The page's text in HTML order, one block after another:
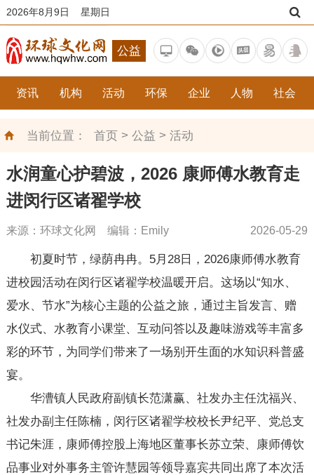
2026年8月9日 星期日
公益
资讯 机构 活动 环保 企业 人物 社会
当前位置： 首页> 公益 > 活动
水润童心护碧波，2026 康师傅水教育走
进闵行区诸翟学校
来源：环球文化网 编辑：Emily 2026-05-29
初夏时节，绿荫冉冉。5月28日，2026康师傅水教育
进校园活动在闵行区诸翟学校温暖开启。这场以“知水、
爱水、节水”为核心主题的公益之旅，通过主旨发言、赠
水仪式、水教育小课堂、互动问答以及趣味游戏等丰富多
彩的环节，为同学们带来了一场别开生面的水知识科普盛
宴。
华漕镇人民政府副镇长范潇赢、社发办主任沈福兴、
社发办副主任陈楠，闵行区诸翟学校校长尹纪平、党总支
书记朱涯，康师傅控股上海地区董事长苏立荣、康师傅饮
品事业对外事务主管许慧园等领导嘉宾共同出席了本次活